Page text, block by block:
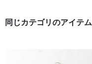
同じカテゴリのアイテム